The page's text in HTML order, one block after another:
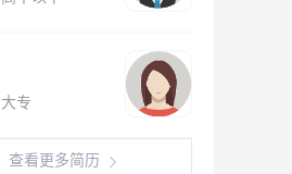
大专
查看更多简历